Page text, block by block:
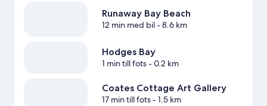
Runaway Bay Beach
12 min med bil- 8.6 km
Hodges Bay
1 min till fots- 0.2 km
Coates Cottage Art Gallery
17 min till fots- 1.5 km